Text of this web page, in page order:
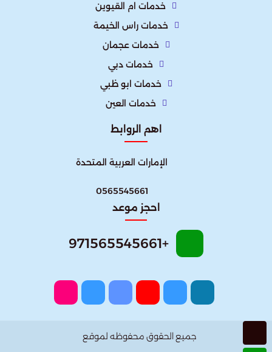
خدمات ام القيوين
خدمات راس الخيمة
خدمات عجمان
خدمات دبي
خدمات ابو ظبي
خدمات العين
اهم الروابط
الإمارات العربية المتحدة​
0565545661
احجز موعد
+971565545661
جميع الحقوق محفوظه لموقع